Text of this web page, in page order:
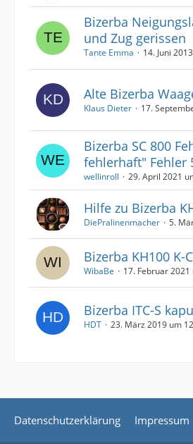
Bizerba
und Zug gerissen
Tante Emma 14. Juni
Alte Bizerba
Klaus Dieter 17.
Bizerba SC 800
fehlerhaft" Fehler
wellinroll 29. April 2021
Hilfe zu Bizerba
DiePralinenmacher 5.
Bizerba KH100 K-
WibaBe 17. Februar
Bizerba ITC-S
HDT 23. März 2019 um
Datenschutzerklärung Impressum